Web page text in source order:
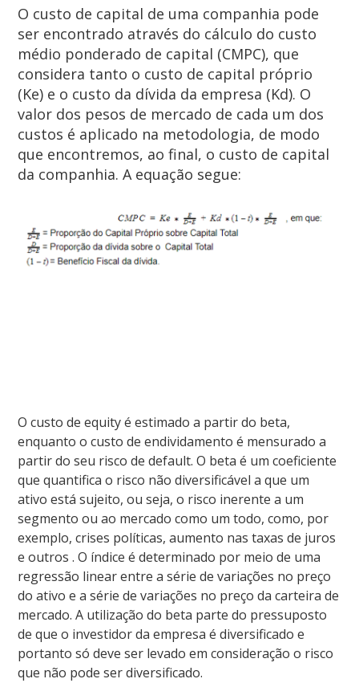
O custo de capital de uma companhia pode
ser encontrado através do cálculo do custo
médio ponderado de capital (CMPC), que
considera tanto o custo de capital próprio
(Ke) e o custo da dívida da empresa (Kd). O
valor dos pesos de mercado de cada um dos
custos é aplicado na metodologia, de modo
que encontremos, ao final, o custo de capital
da companhia. A equação segue:
O custo de equity é estimado a partir do beta,
enquanto o custo de endividamento é mensurado a
partir do seu risco de default. O beta é um coeficiente
que quantifica o risco não diversificável a que um
ativo está sujeito, ou seja, o risco inerente a um
segmento ou ao mercado como um todo, como, por
exemplo, crises políticas, aumento nas taxas de juros
e outros . O índice é determinado por meio de uma
regressão linear entre a série de variações no preço
do ativo e a série de variações no preço da carteira de
mercado. A utilização do beta parte do pressuposto
de que o investidor da empresa é diversificado e
portanto só deve ser levado em consideração o risco
que não pode ser diversificado.